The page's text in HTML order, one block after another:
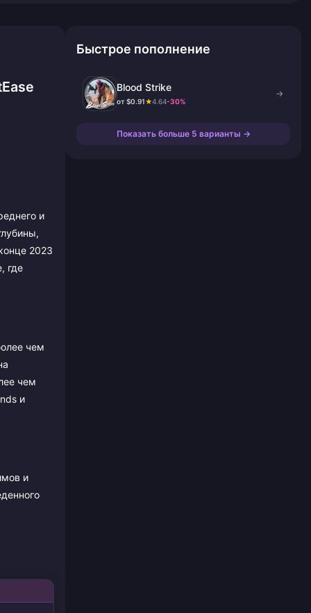
и
2023
где
чем
чем
и
и
Быстрое пополнение
Blood Strike
от $0.91★4.64-30%
→
Показать больше 5 варианты →